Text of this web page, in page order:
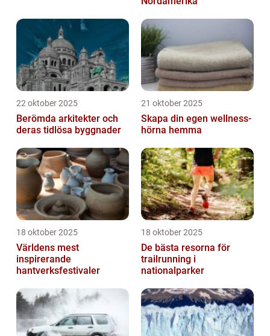
22 oktober 2025
Berömda arkitekter och
deras tidlösa byggnader
21 oktober 2025
Skapa din egen wellness-
hörna hemma
18 oktober 2025
Världens mest
inspirerande
hantverksfestivaler
18 oktober 2025
De bästa resorna för
trailrunning i
nationalparker